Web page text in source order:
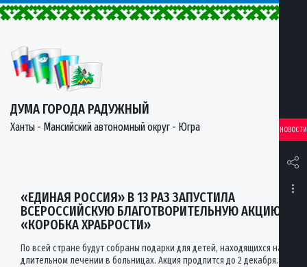
ДУМА ГОРОДА РАДУЖНЫЙ
Ханты - Мансийский автономный округ - Югра НОВОСТИ
«ЕДИНАЯ РОССИЯ» В 13 РАЗ ЗАПУСТИЛА
ВСЕРОССИЙСКУЮ БЛАГОТВОРИТЕЛЬНУЮ АКЦИЮ
«КОРОБКА ХРАБРОСТИ»
По всей стране будут собраны подарки для детей, находящихся на
длительном лечении в больницах. Акция продлится до 2 декабря.